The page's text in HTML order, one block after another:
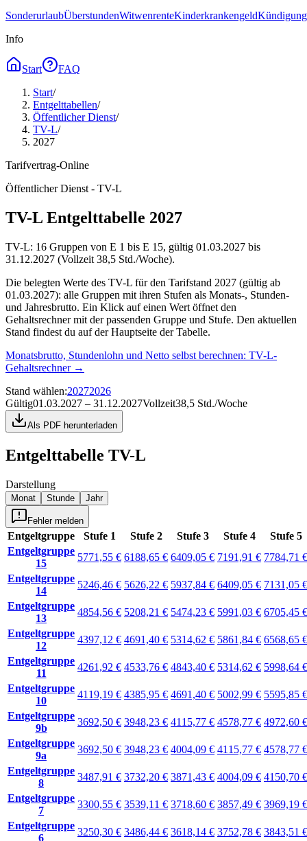
SonderurlaubÜberstundenWitwenrenteKinderkrankengeld
Info
Start
FAQ
Start/
Entgelttabellen/
Öffentlicher Dienst/
TV-L/
2027
Tarifvertrag-Online
Öffentlicher Dienst - TV-L
TV-L Entgelttabelle 2027
TV-L: 16 Gruppen von E 1 bis E 15, gültig 01.03.2027 bis
31.12.2027 (Vollzeit 38,5 Std./Woche).
Die belegten Werte des TV-L für den Tarifstand 2027 (gültig ab
01.03.2027): alle Gruppen mit ihren Stufen als Monats-, Stunden-
und Jahresbrutto. Ein Klick auf einen Wert öffnet den
Gehaltsrechner mit der passenden Gruppe und Stufe. Den aktuellen
Stand findest du auf der Hauptseite der Tabelle.
Monatsbrutto, Stundenlohn und Netto selbst berechnen: TV-L-
Gehaltsrechner→
Stand wählen:20272026
Gültig01.03.2027 – 31.12.2027Vollzeit38,5 Std./Woche
Als PDF herunterladen
Entgelttabelle TV-L
Darstellung
Monat Stunde Jahr
Fehler melden
Entgeltgruppe Stufe 1 Stufe 2 Stufe 3 Stufe 4
Stufe 5
Entgeltgruppe
15
5771,55 € 6188,65 € 6409,05 € 7191,91 € 7784,71 €
Entgeltgruppe
14
5246,46 € 5626,22 € 5937,84 € 6409,05 € 7131,05 €
Entgeltgruppe
13
4854,56 € 5208,21 € 5474,23 € 5991,03 € 6705,45 €
Entgeltgruppe
12
4397,12 € 4691,40 € 5314,62 € 5861,84 € 6568,65 €
Entgeltgruppe
11
4261,92 € 4533,76 € 4843,40 € 5314,62 € 5998,64 €
Entgeltgruppe
10
4119,19 € 4385,95 € 4691,40 € 5002,99 € 5595,85 €
Entgeltgruppe
9b
3692,50 € 3948,23 € 4115,77 € 4578,77 € 4972,60 €
Entgeltgruppe
9a
3692,50 € 3948,23 € 4004,09 € 4115,77 € 4578,77 €
Entgeltgruppe
8
3487,91 € 3732,20 € 3871,43 € 4004,09 € 4150,70 €
Entgeltgruppe
7
3300,55 € 3539,11 € 3718,60 € 3857,49 € 3969,19 €
Entgeltgruppe
6
3250,30 € 3486,44 € 3618,14 € 3752,78 € 3843,51 €